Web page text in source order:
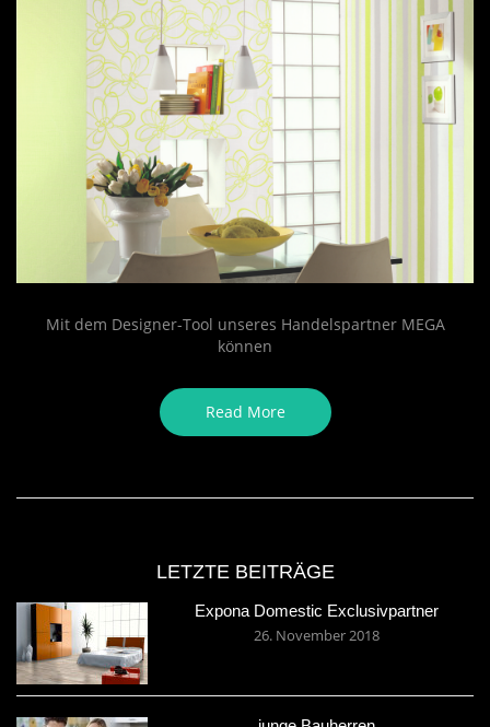
Mit dem Designer-Tool unseres Handelspartner MEGA
können
Read More
LETZTE BEITRÄGE
Expona Domestic Exclusivpartner
26. November 2018